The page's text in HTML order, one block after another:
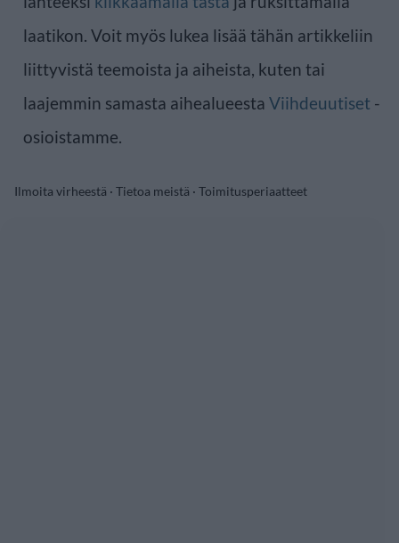
laatikon. Voit myös lukea lisää tähän artikkeliin
liittyvistä teemoista ja aiheista, kuten tai
laajemmin samasta aihealueesta Viihdeuutiset -
osioistamme.
Ilmoita virheestä · Tietoa meistä · Toimitusperiaatteet